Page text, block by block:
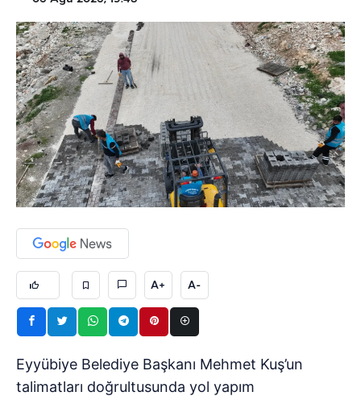
A+ A-
Eyyübiye Belediye Başkanı Mehmet Kuş’un
talimatları doğrultusunda yol yapım